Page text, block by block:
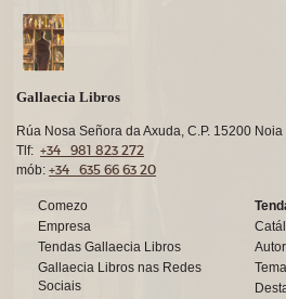
Gallaecia Libros
Rúa Nosa Señora da Axuda, C.P. 15200
Tlf: +34 981 823 272
mób: +34 635 66 63 20
Comezo
Empresa
Tendas Gallaecia Libros
Gallaecia Libros nas Redes
Sociais